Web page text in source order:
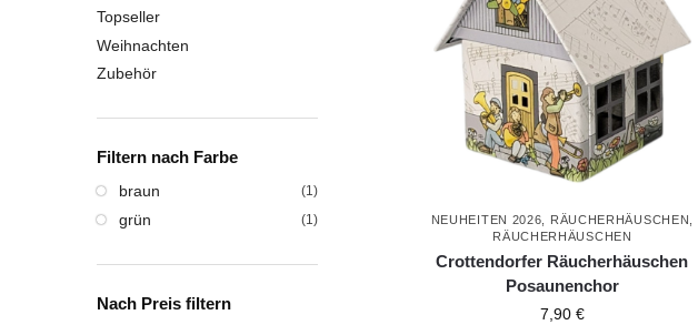
NEUHEITEN 2026 RÄUCHERHÄUSCHEN
RÄUCHERHÄUSCHEN
Crottendorfer Räucherhäuschen
Posaunenchor
7,90 €
Topseller
Weihnachten
Zubehör
Filtern nach Farbe
braun (1)
grün (1)
Nach Preis filtern